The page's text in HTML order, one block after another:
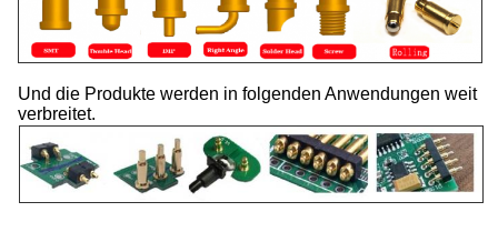
Und die Produkte werden in folgenden Anwendungen weit
verbreitet.